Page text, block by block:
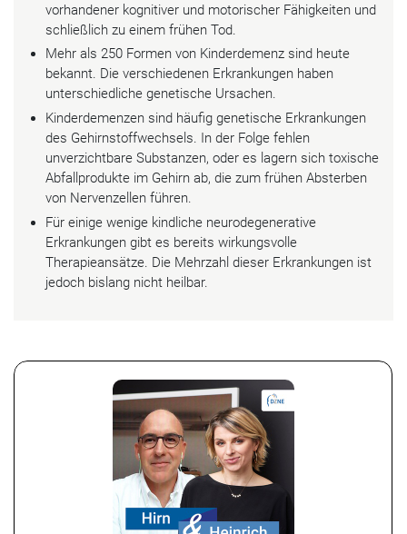
vorhandener kognitiver und motorischer Fähigkeiten und
schließlich zu einem frühen Tod.
Mehr als 250 Formen von Kinderdemenz sind heute
bekannt. Die verschiedenen Erkrankungen haben
unterschiedliche genetische Ursachen.
Kinderdemenzen sind häufig genetische Erkrankungen
des Gehirnstoffwechsels. In der Folge fehlen
unverzichtbare Substanzen, oder es lagern sich toxische
Abfallprodukte im Gehirn ab, die zum frühen Absterben
von Nervenzellen führen.
Für einige wenige kindliche neurodegenerative
Erkrankungen gibt es bereits wirkungsvolle
Therapieansätze. Die Mehrzahl dieser Erkrankungen ist
jedoch bislang nicht heilbar.